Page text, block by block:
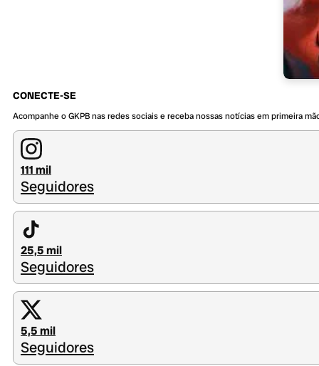
CONECTE-SE
Acompanhe o GKPB nas redes sociais e receba nossas notícias em primeira
111 mil
Seguidores
25,5 mil
Seguidores
5,5 mil
Seguidores